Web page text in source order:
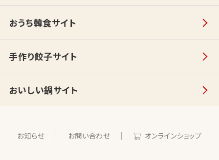
おうち韓食サイト
手作り餃子サイト
おいしい鍋サイト
お知らせ お問い合わせ オンラインショップ